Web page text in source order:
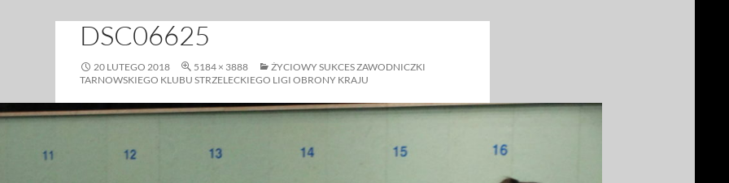
DSC06625
20 LUTEGO 2018 5184 × 3888
ŻYCIOWY SUKCES ZAWODNICZKI
TARNOWSKIEGO KLUBU STRZELECKIEGO LIGI OBRONY KRAJU